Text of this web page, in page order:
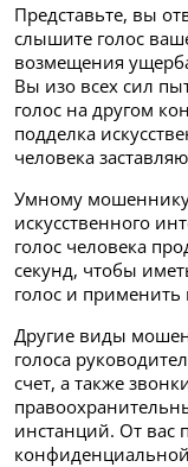
Представьте, вы
слышите голос
возмещения
Вы изо всех сил
голос на другом
подделка
человека
Умному
искусственного
голос человека
секунд, чтобы
голос и
Другие виды
голоса
счет, а также
инстанций. От вас